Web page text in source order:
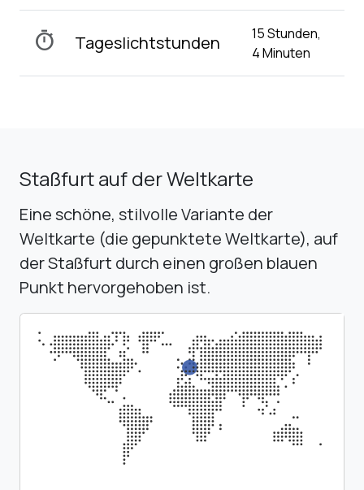
timer Tageslichtstunden
15 Stunden,
4 Minuten
Staßfurt auf der Weltkarte
Eine schöne, stilvolle Variante der
Weltkarte (die gepunktete Weltkarte), auf
der Staßfurt durch einen großen blauen
Punkt hervorgehoben ist.